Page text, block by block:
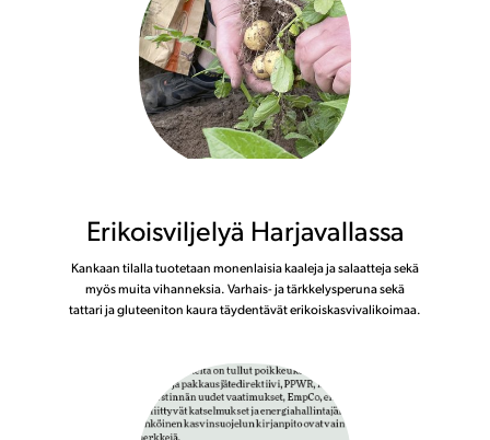
Erikoisviljelyä Harjavallassa
Kankaan tilalla tuotetaan monenlaisia kaaleja ja salaatteja sekä
myös muita vihanneksia. Varhais- ja tärkkelysperuna sekä
tattari ja gluteeniton kaura täydentävät erikoiskasvivalikoimaa.